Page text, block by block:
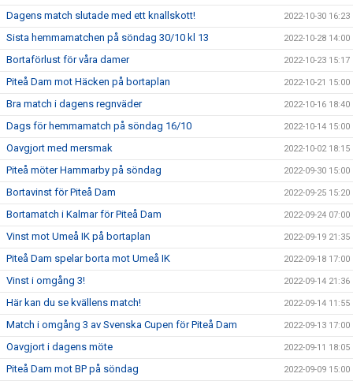
Dagens match slutade med ett knallskott! 2022-10-30 16:23
Sista hemmamatchen på söndag 30/10 kl 13 2022-10-28 14:00
Bortaförlust för våra damer 2022-10-23 15:17
Piteå Dam mot Häcken på bortaplan 2022-10-21 15:00
Bra match i dagens regnväder 2022-10-16 18:40
Dags för hemmamatch på söndag 16/10 2022-10-14 15:00
Oavgjort med mersmak 2022-10-02 18:15
Piteå möter Hammarby på söndag 2022-09-30 15:00
Bortavinst för Piteå Dam 2022-09-25 15:20
Bortamatch i Kalmar för Piteå Dam 2022-09-24 07:00
Vinst mot Umeå IK på bortaplan 2022-09-19 21:35
Piteå Dam spelar borta mot Umeå IK 2022-09-18 17:00
Vinst i omgång 3! 2022-09-14 21:36
Här kan du se kvällens match! 2022-09-14 11:55
Match i omgång 3 av Svenska Cupen för Piteå Dam 2022-09-13 17:00
Oavgjort i dagens möte 2022-09-11 18:05
Piteå Dam mot BP på söndag 2022-09-09 15:00